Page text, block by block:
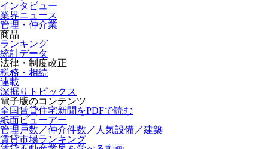
インタビュー
業界ニュース
管理・仲介業
商品
ランキング
統計データ
法律・制度改正
税務・相続
連載
深掘りトピックス
電子版のコンテンツ
全国賃貸住宅新聞をPDFで読む
紙面ビューアー
管理戸数／仲介件数／人気設備／建築
賃貸市場ランキング